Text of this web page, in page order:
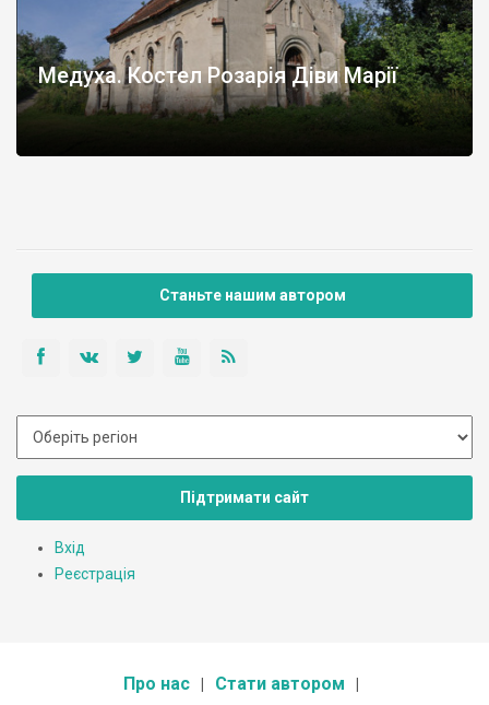
Медуха. Костел Розарія Діви Марії
Станьте нашим автором
Підтримати сайт
Вхід
Реєстрація
Про нас Стати автором